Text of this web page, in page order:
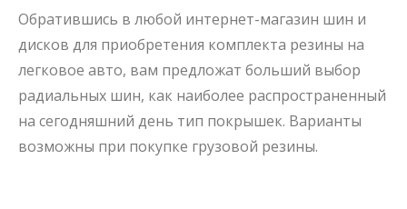
Обратившись в любой интернет-магазин шин и
дисков для приобретения комплекта резины на
легковое авто, вам предложат больший выбор
радиальных шин, как наиболее распространенный
на сегодняшний день тип покрышек. Варианты
возможны при покупке грузовой резины.